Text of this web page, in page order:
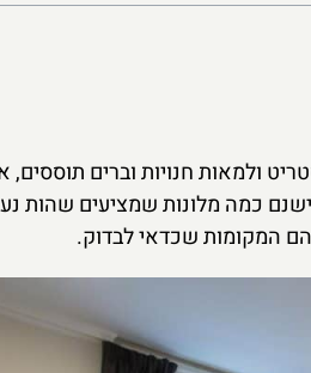
ולמאות חנויות וברים תוססים,
ישנם כמה מלונות שמציעים שהות
המקומות שכדאי לבדוק.